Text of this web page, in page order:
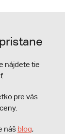
nájdete tie
pre vás
náš blog,